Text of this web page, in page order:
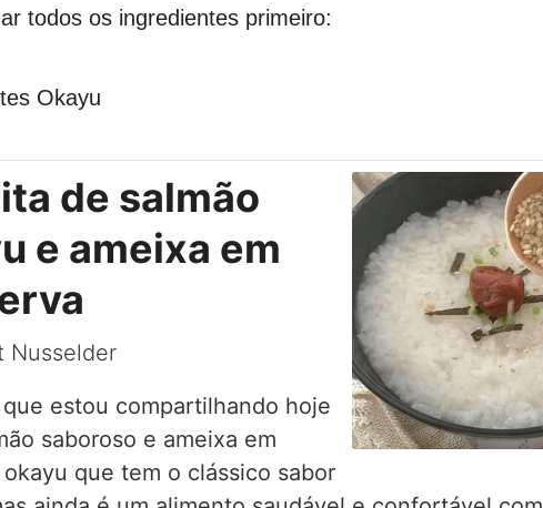
todos os ingredientes primeiro:
de salmão
e ameixa em
Nusselder
estou compartilhando hoje
saboroso e ameixa em
que tem o clássico sabor